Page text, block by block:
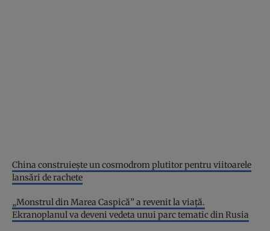
China construiește un cosmodrom plutitor pentru viitoarele
lansări de rachete
„Monstrul din Marea Caspică” a revenit la viață.
Ekranoplanul va deveni vedeta unui parc tematic din Rusia